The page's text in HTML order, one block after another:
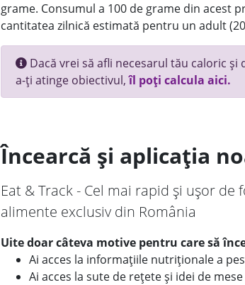
grame. Consumul a 100 de grame din acest
cantitatea zilnică estimată pentru un adult
Dacă vrei să afli necesarul tău caloric
a-ți atinge obiectivul,îl poți calcula aici.
Încearcă și aplicația
Eat & Track - Cel mai rapid și ușor
alimente exclusiv din România
Uite doar câteva motive pentru care să
Ai acces la informațiile nutriționale a
Ai acces la sute de rețete și idei de